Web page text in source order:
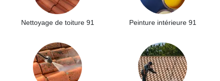
Nettoyage de toiture 91 Peinture intérieure 91